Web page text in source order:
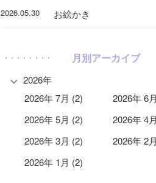
2026.05.30 お絵かき
月別アーカイブ
2026年
2026年 7月 (2)
2026年 6
2026年 5月 (2)
2026年 4
2026年 3月 (2)
2026年 2
2026年 1月 (2)